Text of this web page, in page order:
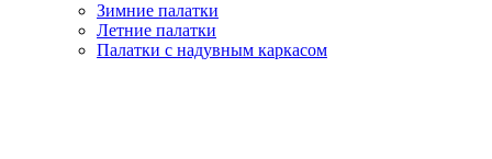
Зимние палатки
Летние палатки
Палатки с надувным каркасом